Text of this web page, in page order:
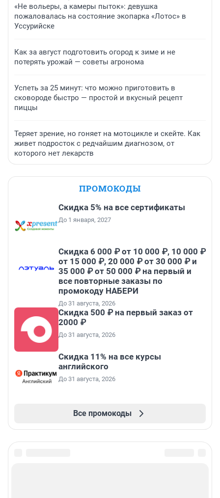
«Не вольеры, а камеры пыток»: девушка
пожаловалась на состояние экопарка «Лотос» в
Уссурийске
Как за август подготовить огород к зиме и не
потерять урожай — советы агронома
Успеть за 25 минут: что можно приготовить в
сковороде быстро — простой и вкусный рецепт
пиццы
Теряет зрение, но гоняет на мотоцикле и скейте. Как
живет подросток с редчайшим диагнозом, от
которого нет лекарств
ПРОМОКОДЫ
Скидка 5% на все сертификаты
До 1 января, 2027
Скидка 6 000 ₽ от 10 000 ₽, 10 000 ₽
от 15 000 ₽, 20 000 ₽ от 30 000 ₽ и
35 000 ₽ от 50 000 ₽ на первый и
все повторные заказы по
промокоду НАБЕРИ
До 31 августа, 2026
Скидка 500 ₽ на первый заказ от
2000 ₽
До 31 августа, 2026
Скидка 11% на все курсы
английского
До 31 августа, 2026
Все промокоды